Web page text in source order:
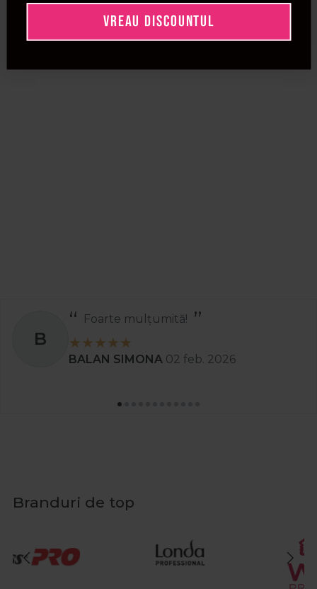
B
Foarte mulțumită!
BALAN SIMONA 02 feb. 2026
Branduri de top
VREAU DISCOUNTUL